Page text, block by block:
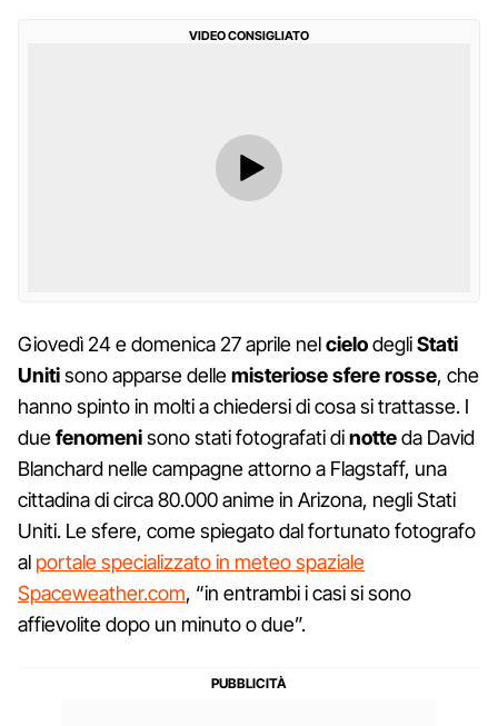
VIDEO CONSIGLIATO
Giovedì 24 e domenica 27 aprile nelcielodegliStati
Unitisono apparse dellemisteriose sfere rosse, che
hanno spinto in molti a chiedersi di cosa si trattasse. I
duefenomenisono stati fotografati dinotteda David
Blanchard nelle campagne attorno a Flagstaff, una
cittadina di circa 80.000 anime in Arizona, negli Stati
Uniti. Le sfere, come spiegato dal fortunato fotografo
al portale specializzato in meteo spaziale
Spaceweather.com, “in entrambi i casi si sono
affievolite dopo un minuto o due”.